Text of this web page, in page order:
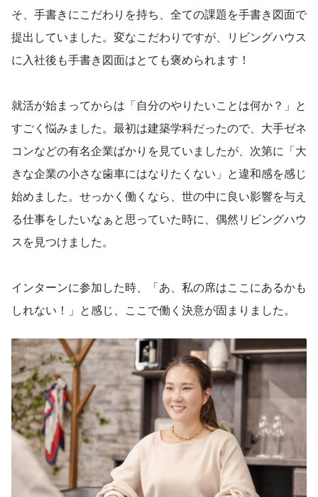
そ、手書きにこだわりを持ち、全ての課題を手書き図面で
提出していました。変なこだわりですが、リビングハウス
に入社後も手書き図面はとても褒められます！
就活が始まってからは「自分のやりたいことは何か？」と
すごく悩みました。最初は建築学科だったので、大手ゼネ
コンなどの有名企業ばかりを見ていましたが、次第に「大
きな企業の小さな歯車にはなりたくない」と違和感を感じ
始めました。せっかく働くなら、世の中に良い影響を与え
る仕事をしたいなぁと思っていた時に、偶然リビングハウ
スを見つけました。
インターンに参加した時、「あ、私の席はここにあるかも
しれない！」と感じ、ここで働く決意が固まりました。